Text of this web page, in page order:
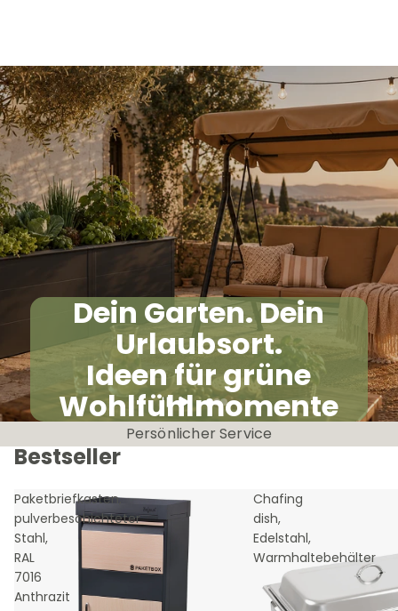
Dein Garten. Dein
Urlaubsort.
Ideen für grüne
Wohlfühlmomente
Exklusive Eigenmarken
Persönlicher Service
Bestseller
Paketbriefkasten,
pulverbeschichteter
Stahl,
RAL
7016
Anthrazit
Chafing
dish,
Edelstahl,
Warmhaltebehälter